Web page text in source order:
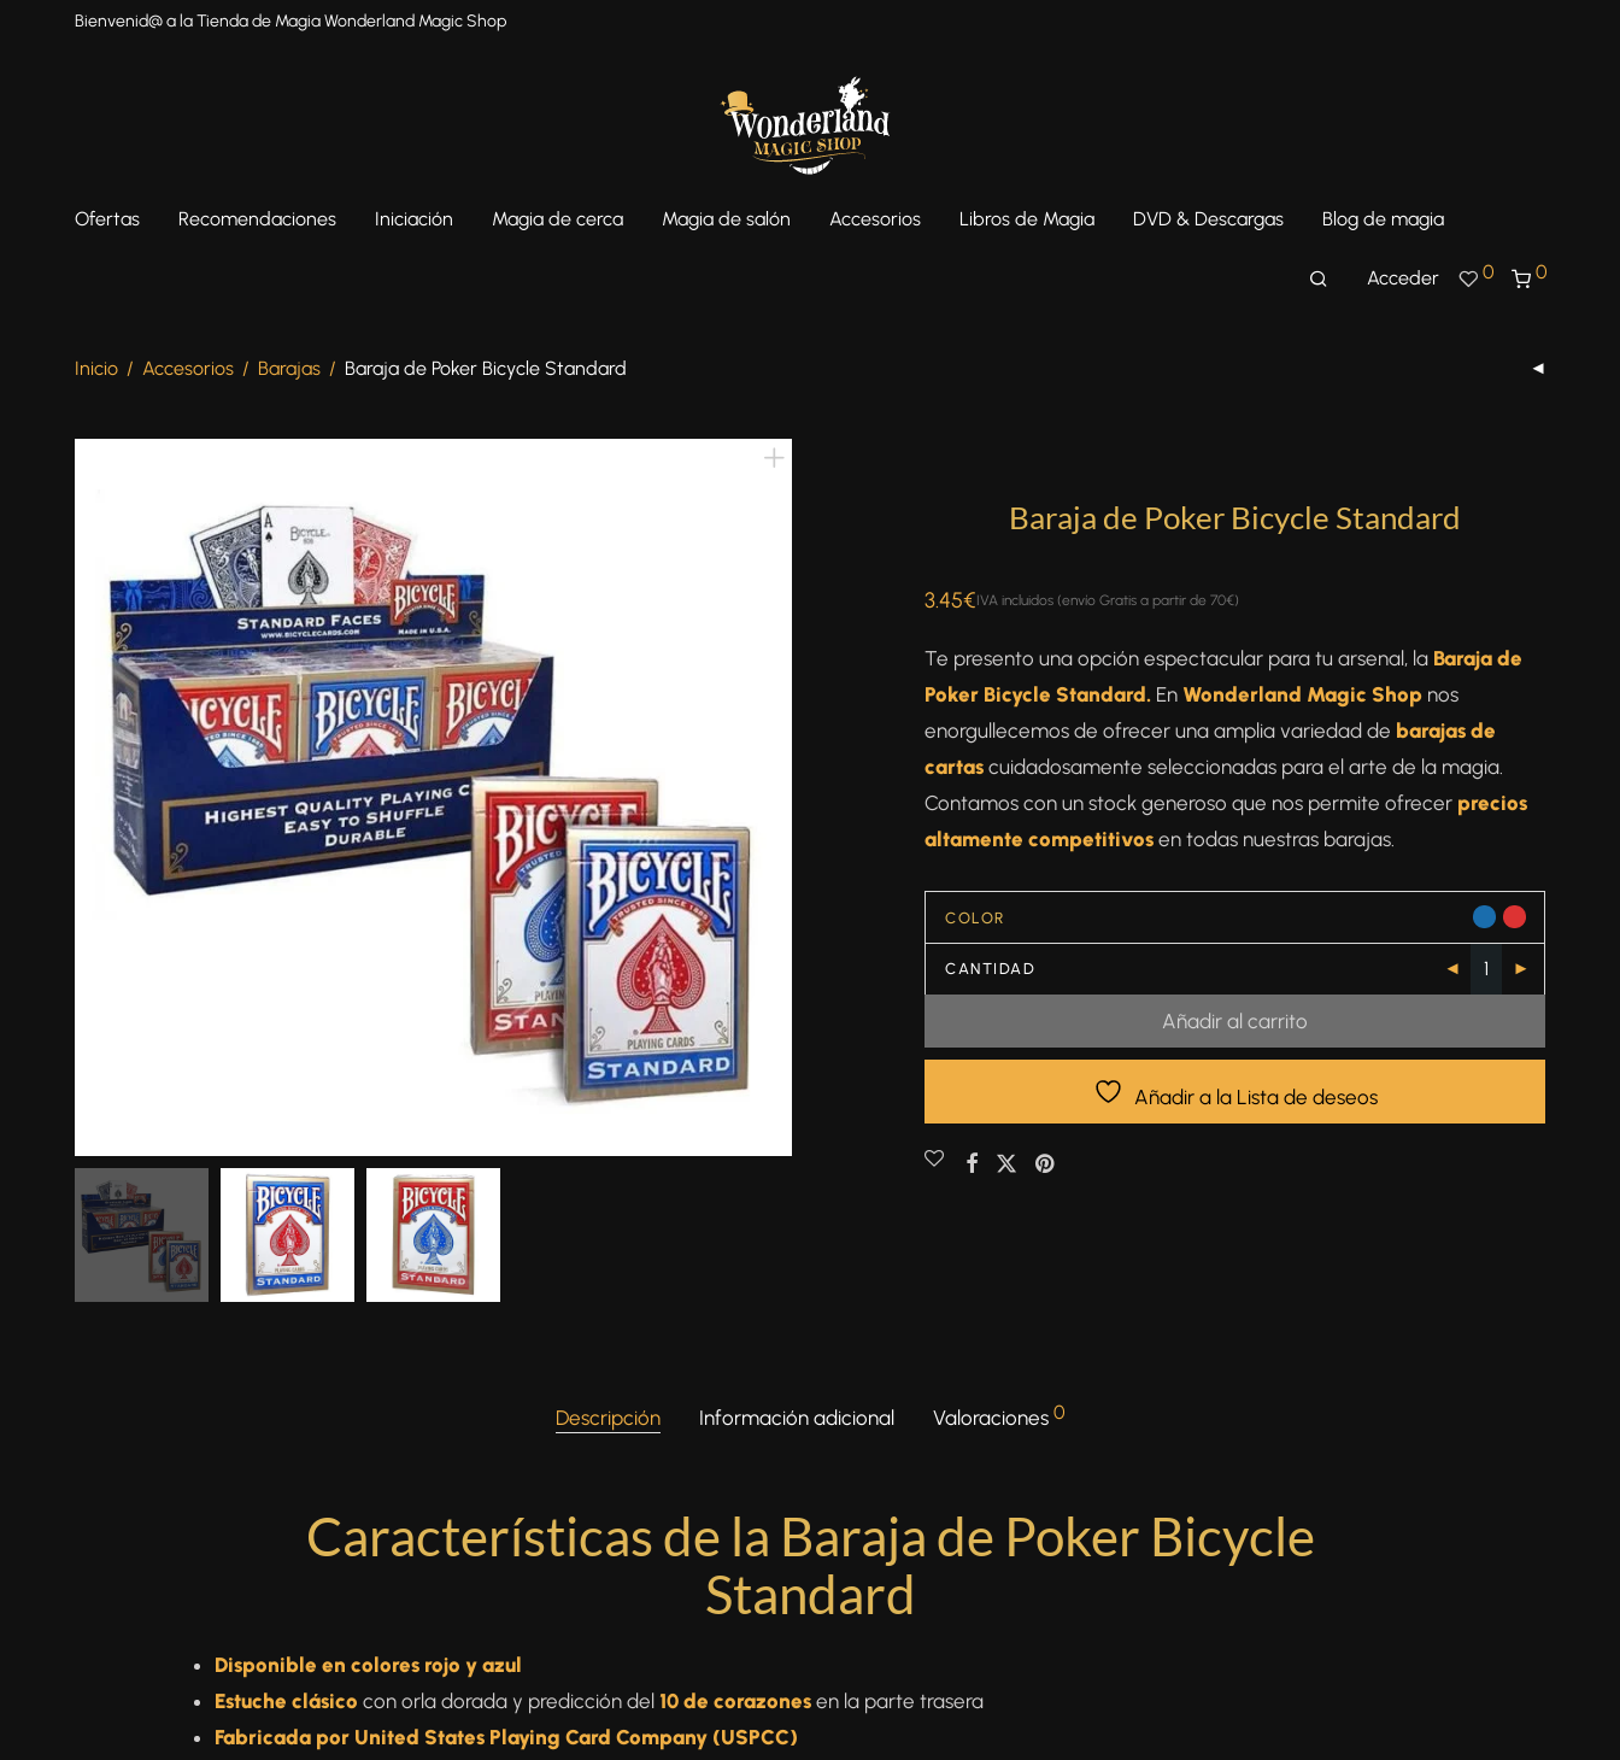
Bienvenid@ a la Tienda de Magia Wonderland Magic Shop
Ofertas Recomendaciones Iniciación Magia de cerca Magia de salón Accesorios Libros de Magia DVD & Descargas Blog de magia
Acceder 0 0
Inicio / Accesorios / Barajas / Baraja de Poker Bicycle Standard
Baraja de Poker Bicycle Standard
3.45€IVA incluidos (envío Gratis a partir de 70€)
Te presento una opción espectacular para tu arsenal, la Baraja de
Poker Bicycle Standard. En Wonderland Magic Shop nos
enorgullecemos de ofrecer una amplia variedad de barajas de
cartas cuidadosamente seleccionadas para el arte de la magia.
Contamos con un stock generoso que nos permite ofrecer precios
altamente competitivos en todas nuestras barajas.
COLOR
CANTIDAD
Añadir al carrito
Añadir a la Lista de deseos
Descripción Información adicional Valoraciones 0
Características de la Baraja de Poker Bicycle
Standard
Disponible en colores rojo y azul
Estuche clásico con orla dorada y predicción del 10 de corazones en la parte trasera
Fabricada por United States Playing Card Company (USPCC)